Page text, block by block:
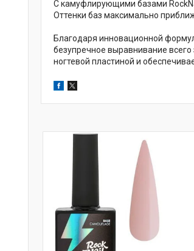
С камуфлирующими базами
Оттенки баз максимально
Благодаря инновационной
безупречное выравнивание
ногтевой пластиной и